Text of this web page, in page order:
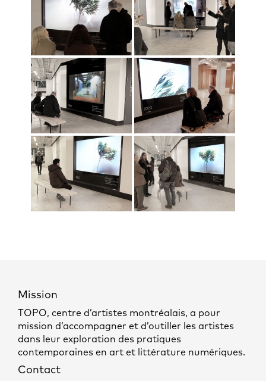
Mission
TOPO, centre d’artistes montréalais, a pour
mission d’accompagner et d’outiller les artistes
dans leur exploration des pratiques
contemporaines en art et littérature numériques.
Contact